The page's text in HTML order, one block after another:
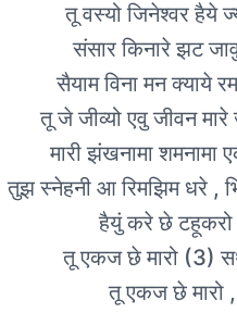
तू वस्यो जिनेश्वर हैये
संसार किनारे झट
सैयाम विना मन क्याये
तू जे जीव्यो एवु जीवन
मारी झंखनामा शमनामा
तुझ स्नेहनी आ रिमझिम धरे ,
हैयुं करे छे टहूकरो
तू एकज छे मारो (3)
तू एकज छे मारो ,